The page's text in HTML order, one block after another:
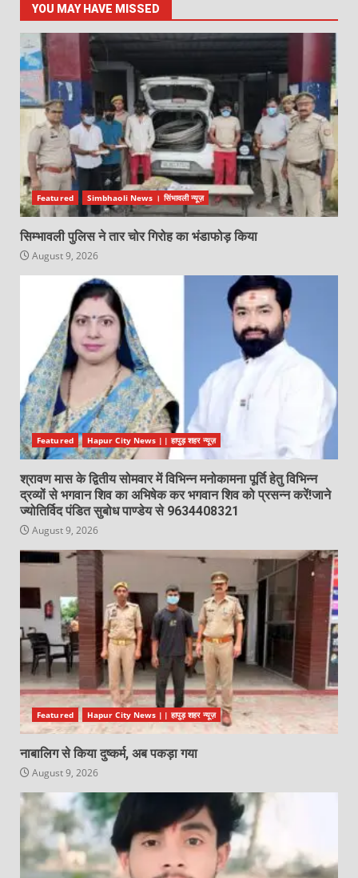
YOU MAY HAVE MISSED
Featured Simbhaoli News । सिंभावली न्यूज़
सिम्भावली पुलिस ने तार चोर गिरोह का भंडाफोड़ किया
August 9, 2026
Featured Hapur City News || हापुड़ शहर न्यूज़
श्रावण मास के द्वितीय सोमवार में विभिन्न मनोकामना पूर्ति हेतु विभिन्न
द्रव्यों से भगवान शिव का अभिषेक कर भगवान शिव को प्रसन्न करें!जाने
ज्योतिर्विद पंडित सुबोध पाण्डेय से 9634408321
August 9, 2026
Featured Hapur City News || हापुड़ शहर न्यूज़
नाबालिग से किया दुष्कर्म, अब पकड़ा गया
August 9, 2026